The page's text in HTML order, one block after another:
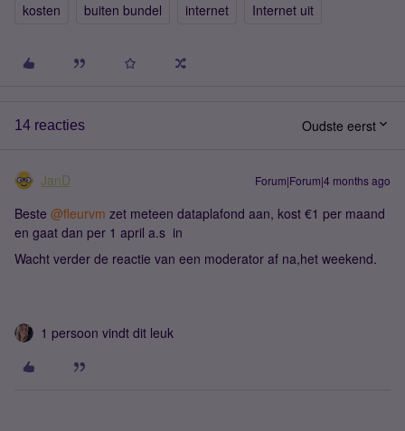
kosten buiten bundel internet Internet uit
14 reacties Oudste eerst
JanD Forum|Forum|4 months ago
Beste ​ @fleurvm zet meteen dataplafond aan, kost €1 per maand
en gaat dan per 1 april a.s in
Wacht verder de reactie van een moderator af na,het weekend.
1 persoon vindt dit leuk